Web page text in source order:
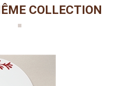
COLLECTION